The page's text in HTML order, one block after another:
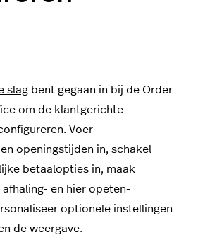
slag bent gegaan in bij de Order
om de klantgerichte
Voer
openingstijden in, schakel
betaalopties in, maak
en hier opeten-
optionele instellingen
de weergave.